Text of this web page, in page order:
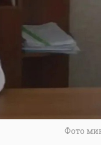
Фото